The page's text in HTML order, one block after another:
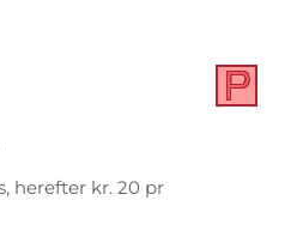
herefter kr. 20 pr